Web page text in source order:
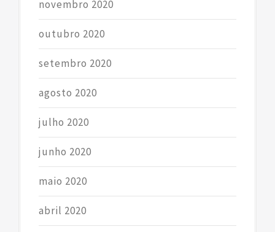
novembro 2020
outubro 2020
setembro 2020
agosto 2020
julho 2020
junho 2020
maio 2020
abril 2020